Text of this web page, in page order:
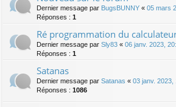
Dernier message par BugsBUNNY « 05 mars
Réponses : 1
Ré programmation du calculateur
Dernier message par Sly83 « 06 janv. 2023,
Réponses : 1
Satanas
Dernier message par Satanas « 03 janv. 2023,
Réponses : 1086